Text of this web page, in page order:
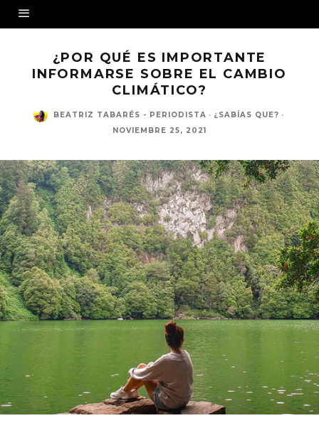
¿POR QUÉ ES IMPORTANTE
INFORMARSE SOBRE EL CAMBIO
CLIMÁTICO?
BEATRIZ TABARÉS - PERIODISTA · ¿SABÍAS QUE? ·
NOVIEMBRE 25, 2021